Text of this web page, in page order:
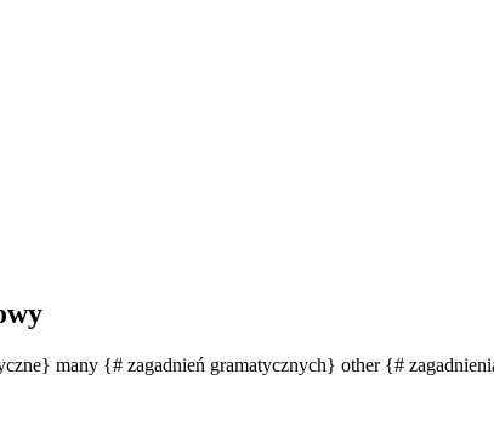
many {# zagadnień gramatycznych} other {#